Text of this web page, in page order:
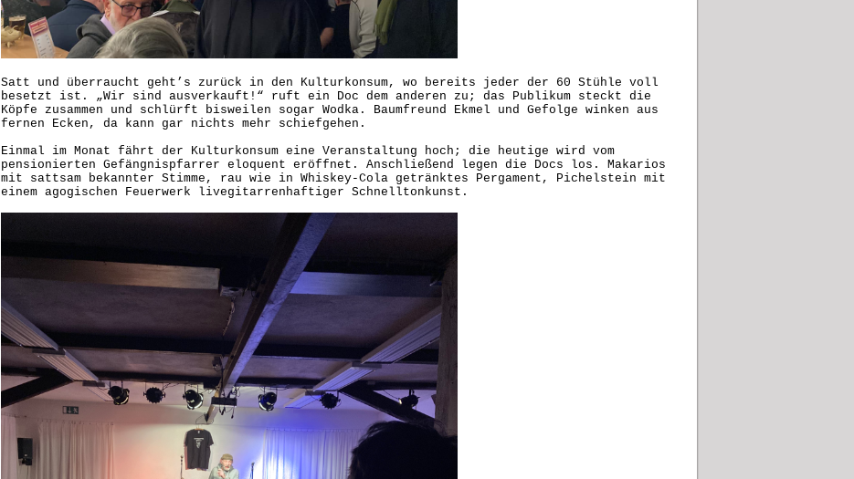
Satt und überraucht geht’s zurück in den Kulturkonsum, wo bereits jeder der 60 Stühle voll
besetzt ist. „Wir sind ausverkauft!“ ruft ein Doc dem anderen zu; das Publikum steckt die
Köpfe zusammen und schlürft bisweilen sogar Wodka. Baumfreund Ekmel und Gefolge winken aus
fernen Ecken, da kann gar nichts mehr schiefgehen.
Einmal im Monat fährt der Kulturkonsum eine Veranstaltung hoch; die heutige wird vom
pensionierten Gefängnispfarrer eloquent eröffnet. Anschließend legen die Docs los. Makarios
mit sattsam bekannter Stimme, rau wie in Whiskey-Cola getränktes Pergament, Pichelstein mit
einem agogischen Feuerwerk livegitarrenhaftiger Schnelltonkunst.